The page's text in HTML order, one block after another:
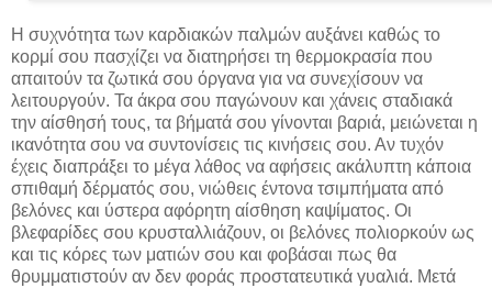
Η συχνότητα των καρδιακών παλμών αυξάνει καθώς το
κορμί σου πασχίζει να διατηρήσει τη θερμοκρασία που
απαιτούν τα ζωτικά σου όργανα για να συνεχίσουν να
λειτουργούν. Τα άκρα σου παγώνουν και χάνεις σταδιακά
την αίσθησή τους, τα βήματά σου γίνονται βαριά, μειώνεται η
ικανότητα σου να συντονίσεις τις κινήσεις σου. Αν τυχόν
έχεις διαπράξει το μέγα λάθος να αφήσεις ακάλυπτη κάποια
σπιθαμή δέρματός σου, νιώθεις έντονα τσιμπήματα από
βελόνες και ύστερα αφόρητη αίσθηση καψίματος. Οι
βλεφαρίδες σου κρυσταλλιάζουν, οι βελόνες πολιορκούν ως
και τις κόρες των ματιών σου και φοβάσαι πως θα
θρυμματιστούν αν δεν φοράς προστατευτικά γυαλιά. Μετά